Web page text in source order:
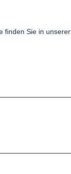
finden Sie in unserer